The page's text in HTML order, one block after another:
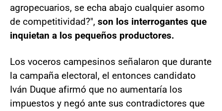
agropecuarios, se echa abajo cualquier asomo
de competitividad?", son los interrogantes que
inquietan a los pequeños productores.
Los voceros campesinos señalaron que durante
la campaña electoral, el entonces candidato
Iván Duque afirmó que no aumentaría los
impuestos y negó ante sus contradictores que